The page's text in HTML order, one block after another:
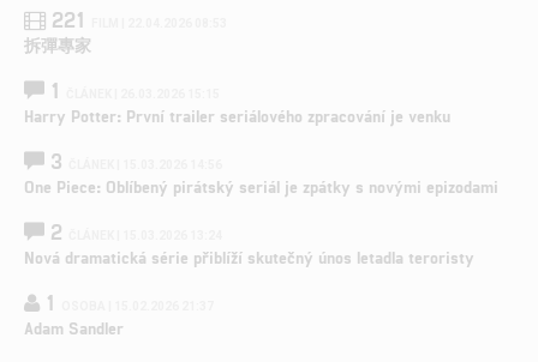
221
拆彈專家
1
Harry Potter: První trailer seriálového zpracování je venku
3
One Piece: Oblíbený pirátský seriál je zpátky s novými epizodami
2
Nová dramatická série přiblíží skutečný únos letadla teroristy
1
Adam Sandler